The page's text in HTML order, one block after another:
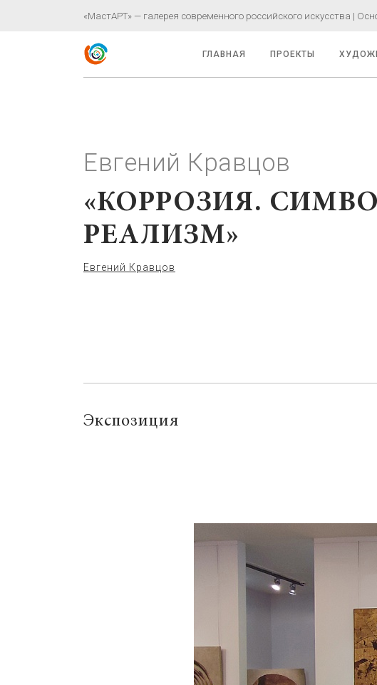
«МастАРТ» — галерея современного российского искусства |
ГЛАВНАЯ ПРОЕКТЫ
Евгений Кравцов
«КОРРОЗИЯ.
РЕАЛИЗМ»
Евгений Кравцов
Экспозиция